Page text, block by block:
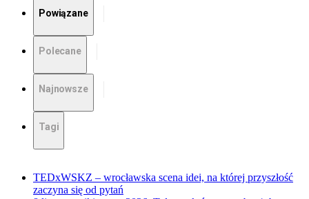
Powiązane
Polecane
Najnowsze
Tagi
TEDxWSKZ – wrocławska scena idei, na której przyszłość
zaczyna się od pytań